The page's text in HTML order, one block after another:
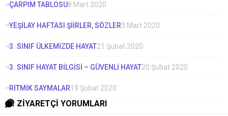
ÇARPIM TABLOSU8 Mart 2020
YEŞİLAY HAFTASI ŞİİRLER, SÖZLER3 Mart 2020
3. SINIF ÜLKEMİZDE HAYAT21 Şubat 2020
3. SINIF HAYAT BİLGİSİ – GÜVENLİ HAYAT20 Şubat 2020
RİTMİK SAYMALAR19 Şubat 2020
ZİYARETÇİ YORUMLARI